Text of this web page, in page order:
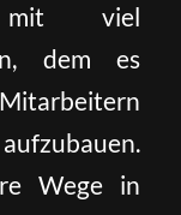
mit viel
dem es
Wege in